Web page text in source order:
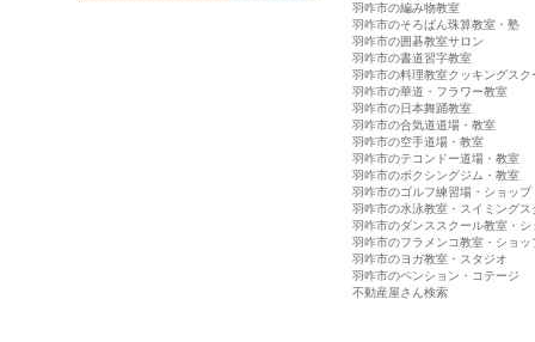
羽咋市の編み物教室
羽咋市のそろばん珠算教室・塾
羽咋市の囲碁教室サロン
羽咋市の書道習字教室
羽咋市の料理教室クッキングスク
羽咋市の華道・フラワー教室
羽咋市の日本舞踊教室
羽咋市の合気道道場・教室
羽咋市の空手道場・教室
羽咋市のテコンドー道場・教室
羽咋市のボクシングジム・教室
羽咋市のゴルフ練習場・ショップ
羽咋市の水泳教室・スイミングス
羽咋市のダンススクール教室・シ
羽咋市のフラメンコ教室・ショッ
羽咋市のヨガ教室・スタジオ
羽咋市のペンション・コテージ
不動産屋さん検索